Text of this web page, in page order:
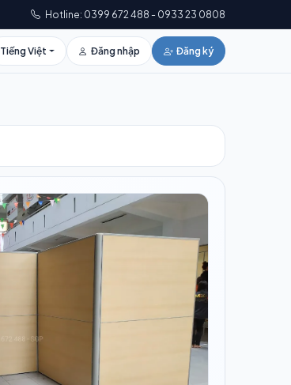
Hotline: 0399 672 488 - 0933 23 0808
Tiếng Việt Đăng nhập Đăng ký